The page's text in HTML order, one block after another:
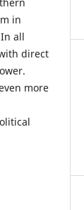
in
all
direct
more